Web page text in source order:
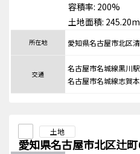
容積率: 200%
土地面積:
所在地 愛知県名古屋市北区
交通
名古屋市名城線黒川
名古屋市名城線志賀
土地
愛知県名古屋市北区辻